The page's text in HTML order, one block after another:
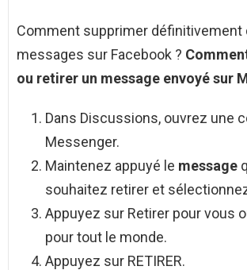
Comment supprimer définitivement
messages sur Facebook ?
ou retirer un message envoyé sur
Dans Discussions, ouvrez une
Messenger.
Maintenez appuyé le message
souhaitez retirer et
Appuyez sur Retirer pour vous
pour tout le monde.
Appuyez sur RETIRER.